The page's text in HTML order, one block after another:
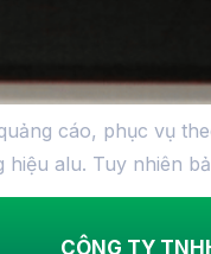
cáo, phục vụ
alu. Tuy nhiên
CÔNG TY